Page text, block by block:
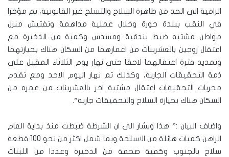
الرامية الى الحد من ظاهرة السلاح والتسلح غير القانونية، تم مؤخرا
في النقب ببلدة حورة وخلال عملية مداهمة وتفتيش منزل
مواطن مشتبه ضبط بندقية ومسدس وكمية من الذخيرة مع
اعتقال زوجين بالعشرينات من اعمارهما من السكان هناك بحيازتهما
وتمديد فترة اعتقالهما لاحقا حتى نهار يوم الثلاثاء المقبل على
ذمة التحقيقات الجارية، وكذلك تم نهار اليوم الاحد ومع تقدم
مجريات التحقيقات اعتقال مشتبة اخر بالعشرينات من عمره من
السكان هناك بحيازة السلاح والتحقيقات جارية”.
واضاف البيان :” هذا ويشار الى ان الشرطة ضبطت منذ بداية العام
الراهن كميات هائلة من الاسلحة وبما شمل اكثر من نحو 100 قطعة
سلاح بالجنوب وكمية صخمة من الذخيرة وعددا من اللبنات